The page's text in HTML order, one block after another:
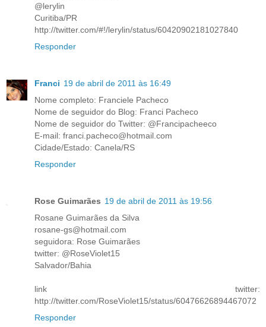
@lerylin
Curitiba/PR
http://twitter.com/#!/lerylin/status/60420902181027840
Responder
Franci 19 de abril de 2011 às 16:49
Nome completo: Franciele Pacheco
Nome de seguidor do Blog: Franci Pacheco
Nome de seguidor do Twitter: @Francipacheeco
E-mail: franci.pacheco@hotmail.com
Cidade/Estado: Canela/RS
Responder
Rose Guimarães 19 de abril de 2011 às 19:56
Rosane Guimarães da Silva
rosane-gs@hotmail.com
seguidora: Rose Guimarães
twitter: @RoseViolet15
Salvador/Bahia
link twitter:
http://twitter.com/RoseViolet15/status/60476626894467072
Responder